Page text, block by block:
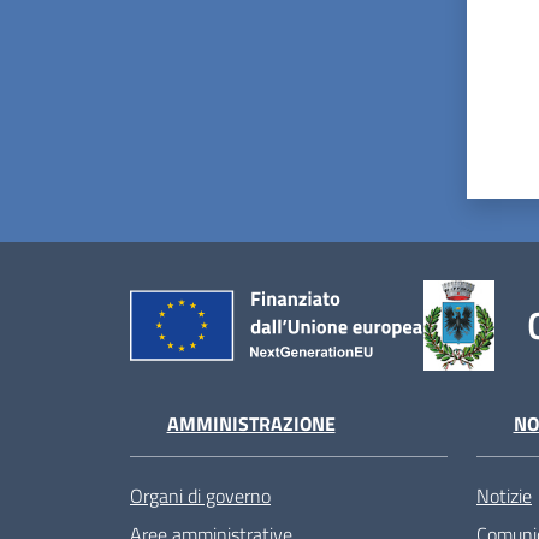
AMMINISTRAZIONE
Organi di governo
Notizie